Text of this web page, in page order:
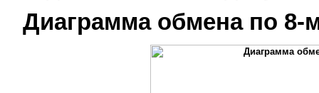
Диаграмма обмена по 8-